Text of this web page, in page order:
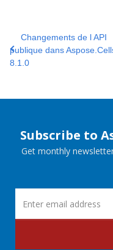
Changements de l API
publique dans
8.1.0
Subscribe to
Get monthly